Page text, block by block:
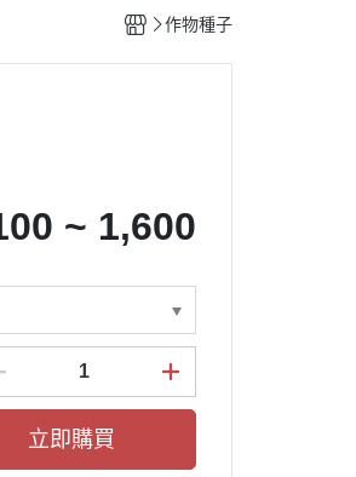
作物種子
~ 1,600
立即購買